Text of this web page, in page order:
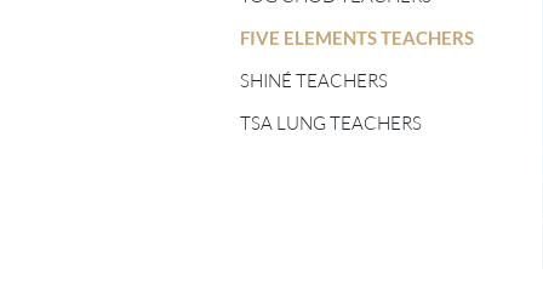
TEACHERS
SHINÉ TEACHERS
TSA LUNG TEACHERS
FIVE ELEMENTS TEACHERS
SHINÉ TEACHERS
TSA LUNG TEACHERS